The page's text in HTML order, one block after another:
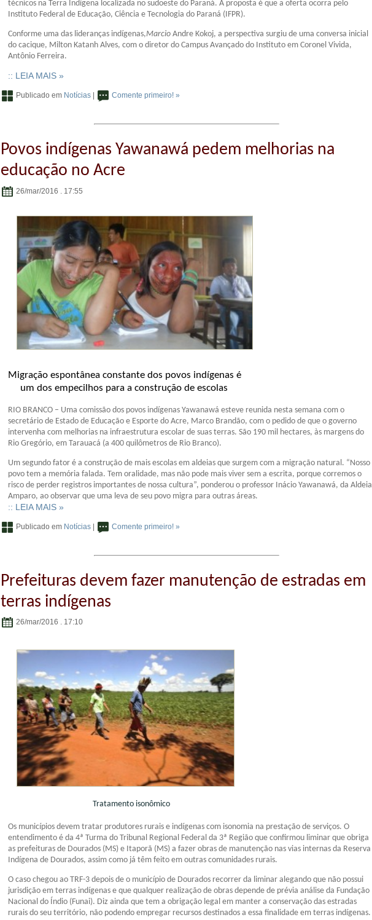
técnicos na Terra Indígena localizada no sudoeste do Paraná. A proposta é que a oferta ocorra pelo
Instituto Federal de Educação, Ciência e Tecnologia do Paraná (IFPR).
Conforme uma das lideranças indígenas,Marcio Andre Kokoj, a perspectiva surgiu de uma conversa inicial
do cacique, Milton Katanh Alves, com o diretor do Campus Avançado do Instituto em Coronel Vivida,
Antônio Ferreira.
:: LEIA MAIS »
Publicado em Notícias Comente primeiro! »
Povos indígenas Yawanawá pedem melhorias na
educação no Acre
26/mar/2016 . 17:55
Migração espontânea constante dos povos indígenas é
um dos empecilhos para a construção de escolas
RIO BRANCO – Uma comissão dos povos indígenas Yawanawá esteve reunida nesta semana com o
secretário de Estado de Educação e Esporte do Acre, Marco Brandão, com o pedido de que o governo
intervenha com melhorias na infraestrutura escolar de suas terras. São 190 mil hectares, às margens do
Rio Gregório, em Tarauacá (a 400 quilômetros de Rio Branco).
Um segundo fator é a construção de mais escolas em aldeias que surgem com a migração natural. “Nosso
povo tem a memória falada. Tem oralidade, mas não pode mais viver sem a escrita, porque corremos o
risco de perder registros importantes de nossa cultura”, ponderou o professor Inácio Yawanawá, da Aldeia
Amparo, ao observar que uma leva de seu povo migra para outras áreas.
:: LEIA MAIS »
Publicado em Notícias | Comente primeiro! »
Prefeituras devem fazer manutenção de estradas em
terras indígenas
26/mar/2016 . 17:10
Tratamento isonômico
Os municípios devem tratar produtores rurais e indígenas com isonomia na prestação de serviços. O
entendimento é da 4ª Turma do Tribunal Regional Federal da 3ª Região que confirmou liminar que obriga
as prefeituras de Dourados (MS) e Itaporã (MS) a fazer obras de manutenção nas vias internas da Reserva
Indígena de Dourados, assim como já têm feito em outras comunidades rurais.
O caso chegou ao TRF-3 depois de o município de Dourados recorrer da liminar alegando que não possui
jurisdição em terras indígenas e que qualquer realização de obras depende de prévia análise da Fundação
Nacional do Índio (Funai). Diz ainda que tem a obrigação legal em manter a conservação das estradas
rurais do seu território, não podendo empregar recursos destinados a essa finalidade em terras indígenas.